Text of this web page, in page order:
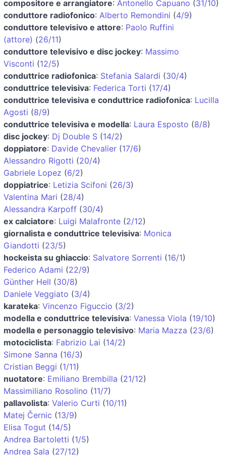
compositore e arrangiatore: Antonello Capuano (31/10)
conduttore radiofonico: Alberto Remondini (4/9)
conduttore televisivo e attore: Paolo Ruffini
(attore) (26/11)
conduttore televisivo e disc jockey: Massimo
Visconti (12/5)
conduttrice radiofonica: Stefania Salardi (30/4)
conduttrice televisiva: Federica Torti (17/4)
conduttrice televisiva e conduttrice radiofonica: Lucilla
Agosti (8/9)
conduttrice televisiva e modella: Laura Esposto (8/8)
disc jockey: Dj Double S (14/2)
doppiatore: Davide Chevalier (17/6)
Alessandro Rigotti (20/4)
Gabriele Lopez (6/2)
doppiatrice: Letizia Scifoni (26/3)
Valentina Mari (28/4)
Alessandra Karpoff (30/4)
ex calciatore: Luigi Malafronte (2/12)
giornalista e conduttrice televisiva: Monica
Giandotti (23/5)
hockeista su ghiaccio: Salvatore Sorrenti (16/1)
Federico Adami (22/9)
Günther Hell (30/8)
Daniele Veggiato (3/4)
karateka: Vincenzo Figuccio (3/2)
modella e conduttrice televisiva: Vanessa Viola (19/10)
modella e personaggio televisivo: Maria Mazza (23/6)
motociclista: Fabrizio Lai (14/2)
Simone Sanna (16/3)
Cristian Beggi (1/11)
nuotatore: Emiliano Brembilla (21/12)
Massimiliano Rosolino (11/7)
pallavolista: Valerio Curti (10/11)
Matej Černic (13/9)
Elisa Togut (14/5)
Andrea Bartoletti (1/5)
Andrea Sala (27/12)